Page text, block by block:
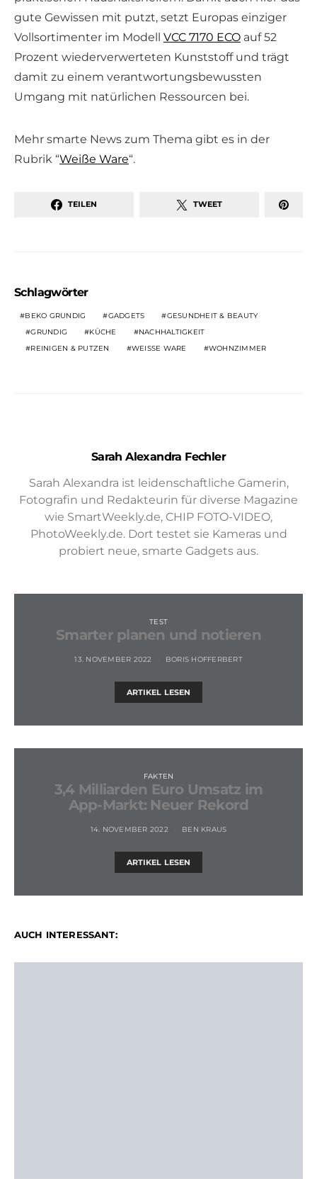
gute Gewissen mit putzt, setzt Europas einziger
Vollsortimenter im Modell VCC 7170 ECO auf 52
Prozent wiederverwerteten Kunststoff und trägt
damit zu einem verantwortungsbewussten
Umgang mit natürlichen Ressourcen bei.
Mehr smarte News zum Thema gibt es in der
Rubrik “Weiße Ware“.
TEILEN TWEET
Schlagwörter
BEKO GRUNDIG GADGETS
GESUNDHEIT & BEAUTY
GRUNDIG
KÜCHE
NACHHALTIGKEIT
REINIGEN & PUTZEN
WEISSE WARE WOHNZIMMER
Sarah Alexandra Fechler
Sarah Alexandra ist leidenschaftliche Gamerin,
Fotografin und Redakteurin für diverse Magazine
wie SmartWeekly.de, CHIP FOTO-VIDEO,
PhotoWeekly.de. Dort testet sie Kameras und
probiert neue, smarte Gadgets aus.
TEST
Smarter planen und notieren
13. NOVEMBER 2022 BORIS HOFFERBERT
ARTIKEL LESEN
FAKTEN
3,4 Milliarden Euro Umsatz im
App-Markt: Neuer Rekord
14. NOVEMBER 2022 BEN KRAUS
ARTIKEL LESEN
AUCH INTERESSANT: